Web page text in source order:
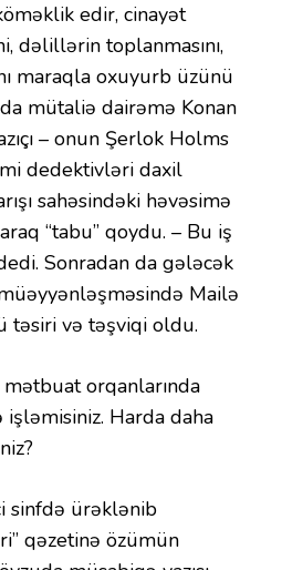
edir, cinayət
dəlillərin toplanmasını,
maraqla oxuyurb üzünü
mütaliə dairəmə Konan
– onun Şerlok Holms
dedektivləri daxil
sahəsindəki həvəsimə
“tabu” qoydu. – Bu iş
Sonradan da gələcək
Mailə
təsiri və təşviqi oldu.
orqanlarında
Harda daha
sinfdə ürəklənib
qəzetinə özümün